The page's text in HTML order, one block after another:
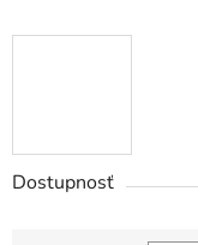
Dostupnosť